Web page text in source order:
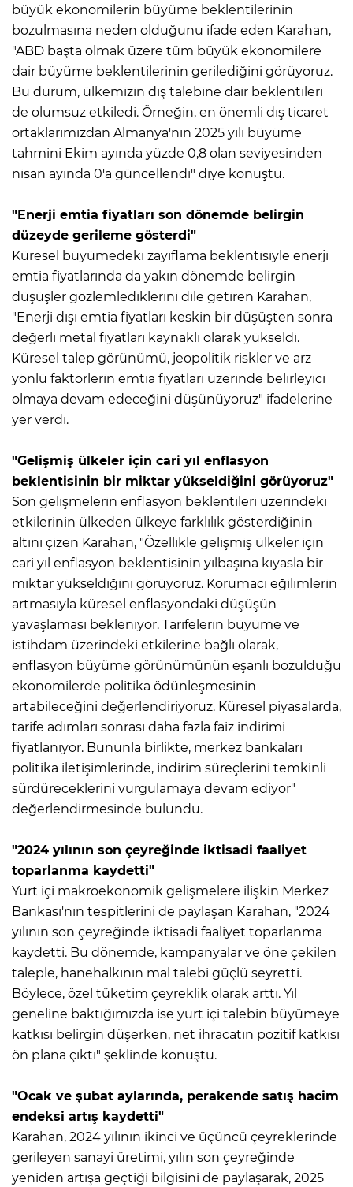
büyük ekonomilerin büyüme beklentilerinin
bozulmasına neden olduğunu ifade eden Karahan,
"ABD başta olmak üzere tüm büyük ekonomilere
dair büyüme beklentilerinin gerilediğini görüyoruz.
Bu durum, ülkemizin dış talebine dair beklentileri
de olumsuz etkiledi. Örneğin, en önemli dış ticaret
ortaklarımızdan Almanya'nın 2025 yılı büyüme
tahmini Ekim ayında yüzde 0,8 olan seviyesinden
nisan ayında 0'a güncellendi" diye konuştu.
"Enerji emtia fiyatları son dönemde belirgin
düzeyde gerileme gösterdi"
Küresel büyümedeki zayıflama beklentisiyle enerji
emtia fiyatlarında da yakın dönemde belirgin
düşüşler gözlemlediklerini dile getiren Karahan,
"Enerji dışı emtia fiyatları keskin bir düşüşten sonra
değerli metal fiyatları kaynaklı olarak yükseldi.
Küresel talep görünümü, jeopolitik riskler ve arz
yönlü faktörlerin emtia fiyatları üzerinde belirleyici
olmaya devam edeceğini düşünüyoruz" ifadelerine
yer verdi.
"Gelişmiş ülkeler için cari yıl enflasyon
beklentisinin bir miktar yükseldiğini görüyoruz"
Son gelişmelerin enflasyon beklentileri üzerindeki
etkilerinin ülkeden ülkeye farklılık gösterdiğinin
altını çizen Karahan, "Özellikle gelişmiş ülkeler için
cari yıl enflasyon beklentisinin yılbaşına kıyasla bir
miktar yükseldiğini görüyoruz. Korumacı eğilimlerin
artmasıyla küresel enflasyondaki düşüşün
yavaşlaması bekleniyor. Tarifelerin büyüme ve
istihdam üzerindeki etkilerine bağlı olarak,
enflasyon büyüme görünümünün eşanlı bozulduğu
ekonomilerde politika ödünleşmesinin
artabileceğini değerlendiriyoruz. Küresel piyasalarda,
tarife adımları sonrası daha fazla faiz indirimi
fiyatlanıyor. Bununla birlikte, merkez bankaları
politika iletişimlerinde, indirim süreçlerini temkinli
sürdüreceklerini vurgulamaya devam ediyor"
değerlendirmesinde bulundu.
"2024 yılının son çeyreğinde iktisadi faaliyet
toparlanma kaydetti"
Yurt içi makroekonomik gelişmelere ilişkin Merkez
Bankası'nın tespitlerini de paylaşan Karahan, "2024
yılının son çeyreğinde iktisadi faaliyet toparlanma
kaydetti. Bu dönemde, kampanyalar ve öne çekilen
taleple, hanehalkının mal talebi güçlü seyretti.
Böylece, özel tüketim çeyreklik olarak arttı. Yıl
geneline baktığımızda ise yurt içi talebin büyümeye
katkısı belirgin düşerken, net ihracatın pozitif katkısı
ön plana çıktı" şeklinde konuştu.
"Ocak ve şubat aylarında, perakende satış hacim
endeksi artış kaydetti"
Karahan, 2024 yılının ikinci ve üçüncü çeyreklerinde
gerileyen sanayi üretimi, yılın son çeyreğinde
yeniden artışa geçtiği bilgisini de paylaşarak, 2025